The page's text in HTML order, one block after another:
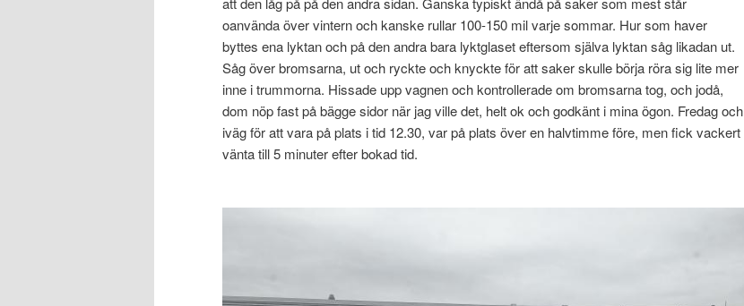
oanvända över vintern och kanske rullar 100-150 mil varje sommar. Hur som haver
byttes ena lyktan och på den andra bara lyktglaset eftersom själva lyktan såg likadan ut.
Såg över bromsarna, ut och ryckte och knyckte för att saker skulle börja röra sig lite mer
inne i trummorna. Hissade upp vagnen och kontrollerade om bromsarna tog, och jodå,
dom nöp fast på bägge sidor när jag ville det, helt ok och godkänt i mina ögon. Fredag och
iväg för att vara på plats i tid 12.30, var på plats över en halvtimme före, men fick vackert
vänta till 5 minuter efter bokad tid.